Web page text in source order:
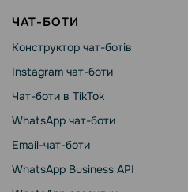
ЧАТ-БОТИ
Конструктор чат-ботів
Instagram чат-боти
Чат-боти в TikTok
WhatsApp чат-боти
Email-чат-боти
WhatsApp Business API